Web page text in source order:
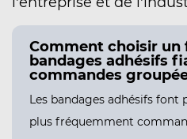
Comment choisir un
bandages adhésifs
commandes
Les bandages adhésifs font
plus fréquemment